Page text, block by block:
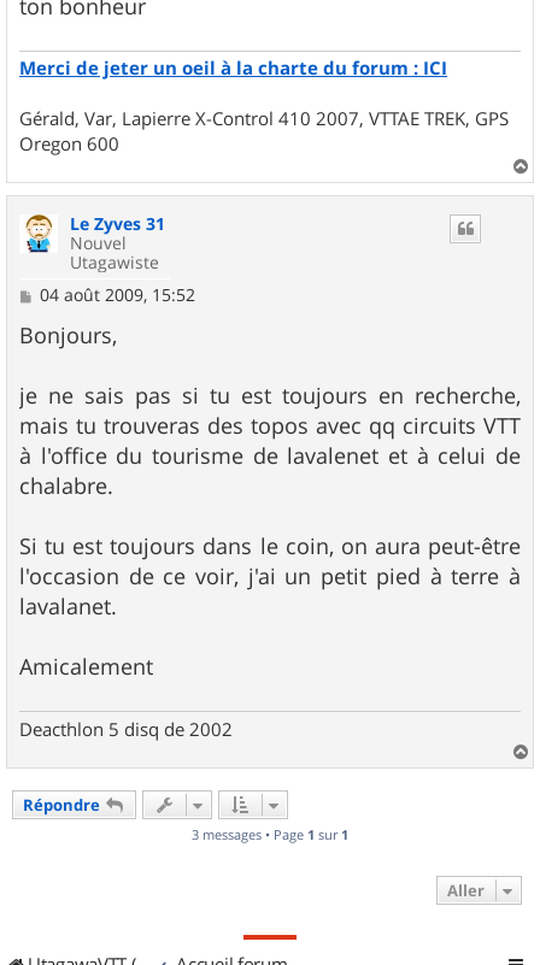
Merci de jeter un oeil à la charte du forum : ICI
Gérald, Var, Lapierre X-Control 410 2007, VTTAE TREK, GPS
Oregon 600
a
Le Zyves 31
Nouvel
Utagawiste
M
s
s
g
e
04 août 2009, 15:52
Bonjours,
je ne sais pas si tu est toujours en recherche,
mais tu trouveras des topos avec qq circuits VTT
à l'office du tourisme de lavalenet et à celui de
chalabre.
Si tu est toujours dans le coin, on aura peut-être
l'occasion de ce voir, j'ai un petit pied à terre à
lavalanet.
Amicalement
Deacthlon 5 disq de 2002
a
Répondre
3 messages • Page 1 sur 1
Aller